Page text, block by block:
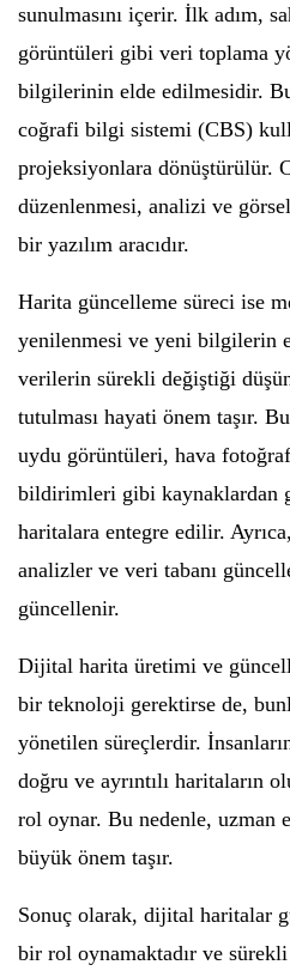
sunulmasını içerir. İlk adım,
görüntüleri gibi veri toplama
bilgilerinin elde edilmesidir.
coğrafi bilgi sistemi (CBS)
projeksiyonlara dönüştürülür.
düzenlenmesi, analizi ve
bir yazılım aracıdır.
Harita güncelleme süreci ise
yenilenmesi ve yeni bilgilerin
verilerin sürekli değiştiği
tutulması hayati önem taşır.
uydu görüntüleri, hava
bildirimleri gibi kaynaklardan
haritalara entegre edilir.
analizler ve veri tabanı
güncellenir.
Dijital harita üretimi ve
bir teknoloji gerektirse de,
yönetilen süreçlerdir.
doğru ve ayrıntılı haritaların
rol oynar. Bu nedenle, uzman
büyük önem taşır.
Sonuç olarak, dijital haritalar
bir rol oynamaktadır ve